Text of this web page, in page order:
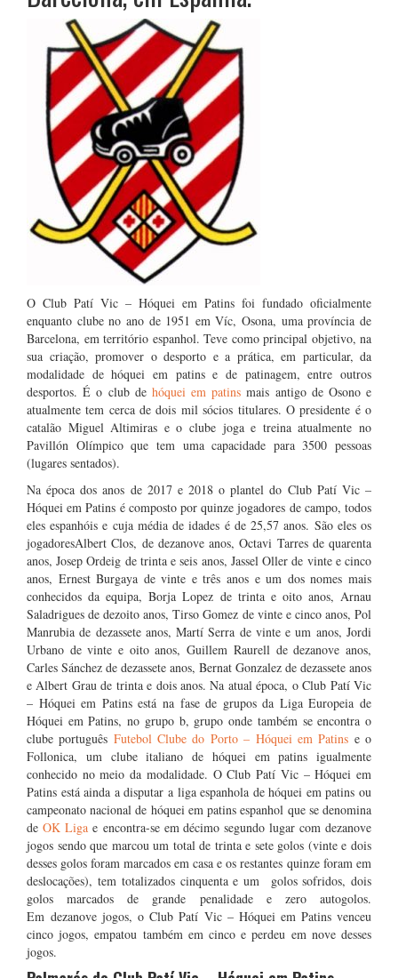
O Club Patí Vic – Hóquei em Patins foi fundado oficialmente
enquanto clube no ano de 1951 em Víc, Osona, uma província de
Barcelona, em território espanhol. Teve como principal objetivo, na
sua criação, promover o desporto e a prática, em particular, da
modalidade de hóquei em patins e de patinagem, entre outros
desportos. É o club de hóquei em patins mais antigo de Osono e
atualmente tem cerca de dois mil sócios titulares. O presidente é o
catalão Miguel Altimiras e o clube joga e treina atualmente no
Pavillón Olímpico que tem uma capacidade para 3500 pessoas
(lugares sentados).
Na época dos anos de 2017 e 2018 o plantel do Club Patí Vic –
Hóquei em Patins é composto por quinze jogadores de campo, todos
eles espanhóis e cuja média de idades é de 25,57 anos. São eles os
jogadoresAlbert Clos, de dezanove anos, Octavi Tarres de quarenta
anos, Josep Ordeig de trinta e seis anos, Jassel Oller de vinte e cinco
anos, Ernest Burgaya de vinte e três anos e um dos nomes mais
conhecidos da equipa, Borja Lopez de trinta e oito anos, Arnau
Saladrigues de dezoito anos, Tirso Gomez de vinte e cinco anos, Pol
Manrubia de dezassete anos, Martí Serra de vinte e um anos, Jordi
Urbano de vinte e oito anos, Guillem Raurell de dezanove anos,
Carles Sánchez de dezassete anos, Bernat Gonzalez de dezassete anos
e Albert Grau de trinta e dois anos. Na atual época, o Club Patí Vic
– Hóquei em Patins está na fase de grupos da Liga Europeia de
Hóquei em Patins, no grupo b, grupo onde também se encontra o
clube português Futebol Clube do Porto – Hóquei em Patins e o
Follonica, um clube italiano de hóquei em patins igualmente
conhecido no meio da modalidade. O Club Patí Vic – Hóquei em
Patins está ainda a disputar a liga espanhola de hóquei em patins ou
campeonato nacional de hóquei em patins espanhol que se denomina
de OK Ligae encontra-se em décimo segundo lugar com dezanove
jogos sendo que marcou um total de trinta e sete golos (vinte e dois
desses golos foram marcados em casa e os restantes quinze foram em
deslocações), tem totalizados cinquenta e um golos sofridos, dois
golos marcados de grande penalidade e zero autogolos.
Em dezanove jogos, o Club Patí Vic – Hóquei em Patins venceu
cinco jogos, empatou também em cinco e perdeu em nove desses
jogos.